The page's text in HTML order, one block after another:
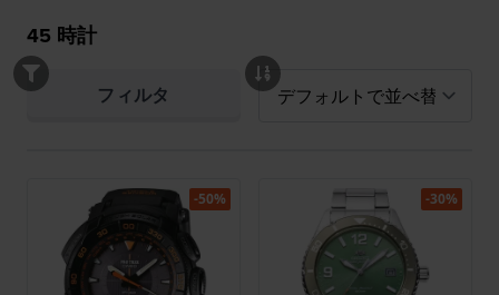
45 時計
フィルタ
-50% -30%